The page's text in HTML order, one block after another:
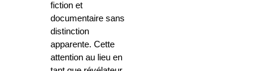
fiction et
documentaire sans
distinction
apparente. Cette
attention au lieu en